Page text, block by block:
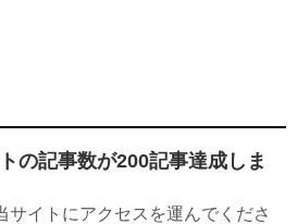
の記事数が200記事達成しま
サイトにアクセスを運んでくださ